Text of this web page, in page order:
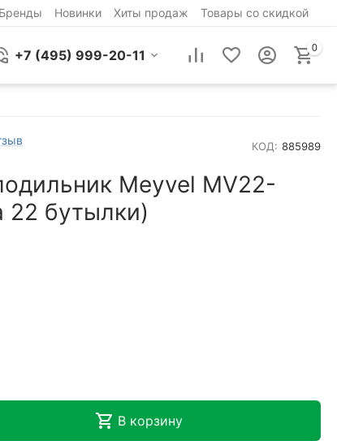
Бренды Новинки Хиты продаж Товары со скидкой
+7 (495) 999-20-11 0
КОД: 885989
Meyvel MV22-
22 бутылки)
В корзину